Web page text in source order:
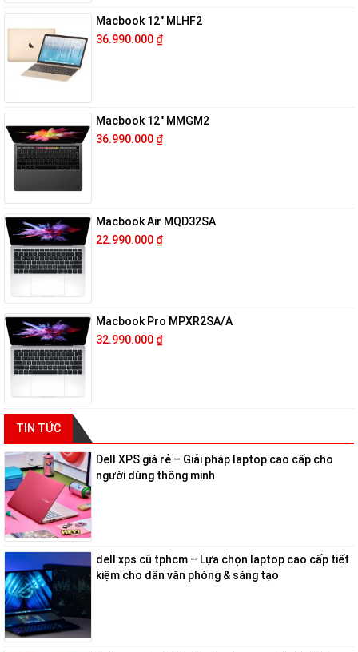
Macbook 12″ MLHF2
36.990.000₫
Macbook 12″ MMGM2
36.990.000₫
Macbook Air MQD32SA
22.990.000₫
Macbook Pro MPXR2SA/A
32.990.000₫
TIN TỨC
Dell XPS giá rẻ – Giải pháp laptop cao cấp cho
người dùng thông minh
dell xps cũ tphcm – Lựa chọn laptop cao cấp tiết
kiệm cho dân văn phòng & sáng tạo